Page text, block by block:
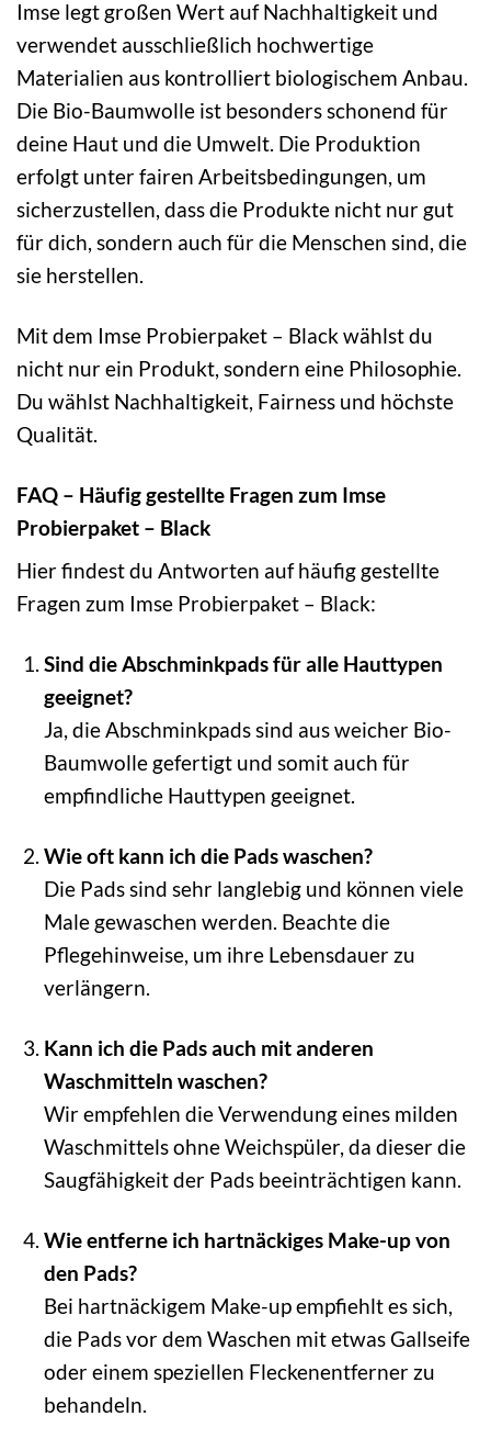
Imse legt großen Wert auf Nachhaltigkeit und
verwendet ausschließlich hochwertige
Materialien aus kontrolliert biologischem Anbau.
Die Bio-Baumwolle ist besonders schonend für
deine Haut und die Umwelt. Die Produktion
erfolgt unter fairen Arbeitsbedingungen, um
sicherzustellen, dass die Produkte nicht nur gut
für dich, sondern auch für die Menschen sind, die
sie herstellen.
Mit dem Imse Probierpaket – Black wählst du
nicht nur ein Produkt, sondern eine Philosophie.
Du wählst Nachhaltigkeit, Fairness und höchste
Qualität.
FAQ – Häufig gestellte Fragen zum Imse
Probierpaket – Black
Hier findest du Antworten auf häufig gestellte
Fragen zum Imse Probierpaket – Black:
Sind die Abschminkpads für alle Hauttypen
geeignet?
Ja, die Abschminkpads sind aus weicher Bio-
Baumwolle gefertigt und somit auch für
empfindliche Hauttypen geeignet.
Wie oft kann ich die Pads waschen?
Die Pads sind sehr langlebig und können viele
Male gewaschen werden. Beachte die
Pflegehinweise, um ihre Lebensdauer zu
verlängern.
Kann ich die Pads auch mit anderen
Waschmitteln waschen?
Wir empfehlen die Verwendung eines milden
Waschmittels ohne Weichspüler, da dieser die
Saugfähigkeit der Pads beeinträchtigen kann.
Wie entferne ich hartnäckiges Make-up von
den Pads?
Bei hartnäckigem Make-up empfiehlt es sich,
die Pads vor dem Waschen mit etwas Gallseife
oder einem speziellen Fleckenentferner zu
behandeln.